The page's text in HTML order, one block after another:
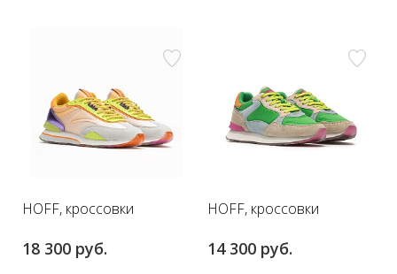
HOFF, кроссовки
18 300 руб.
HOFF, кроссовки
14 300 руб.